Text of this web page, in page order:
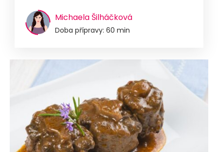
Michaela Šilháčková
Doba přípravy: 60 min